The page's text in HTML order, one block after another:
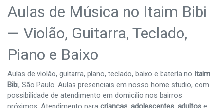
Aulas de Música no Itaim Bibi
— Violão, Guitarra, Teclado,
Piano e Baixo
Aulas de violão, guitarra, piano, teclado, baixo e bateria no Itaim
Bibi, São Paulo. Aulas presenciais em nosso home studio, com
possibilidade de atendimento em domicílio nos bairros
próximos. Atendimento para crianças, adolescentes, adultos e